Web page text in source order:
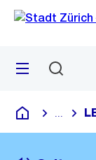
Sprunglink
Menü
Deutsch